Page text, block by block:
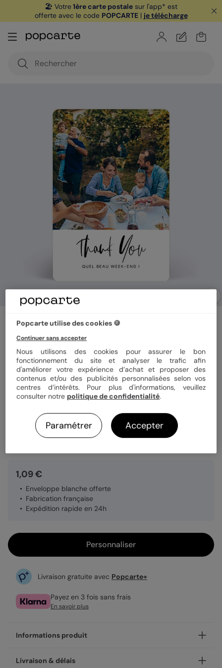
🏖️ Votre1ère carte postale sur l'app* est
offerte avec le code POPCARTE| je télécharge
This Is Love
Format 10x15 cm
Quantité Échantillon personnalisé
1,09 €
Enveloppe blanche offerte
Fabrication française
Expédition rapide en 24h
Personnaliser
Livraison gratuite avec Popcarte+
Payez en 3 fois sans frais
En savoir plus
Informations produit
Personnalisez votre remerciements toutes occasions This Is
Livraison & délais
Popcarte utilise des cookies 🍪
Continuer sans accepter
Nous utilisons des cookies pour assurer le bon
fonctionnement du site et analyser le trafic afin
d'améliorer votre expérience d’achat et proposer des
contenus et/ou des publicités personnalisées selon vos
centres d’intérêts. Pour plus d'informations, veuillez
consulter notre politique de confidentialité.
Paramétrer Accepter